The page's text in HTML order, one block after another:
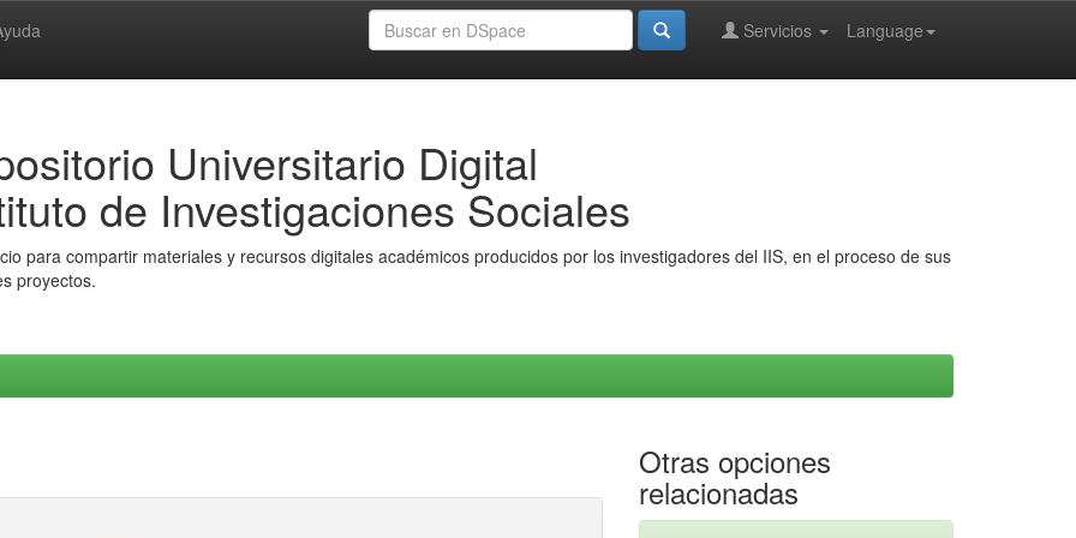
Language
Servicios
Universitario Digital
de Investigaciones Sociales
para compartir materiales y recursos digitales académicos producidos por los investigadores del IIS, en el proceso de sus
proyectos.
Otras opciones
relacionadas